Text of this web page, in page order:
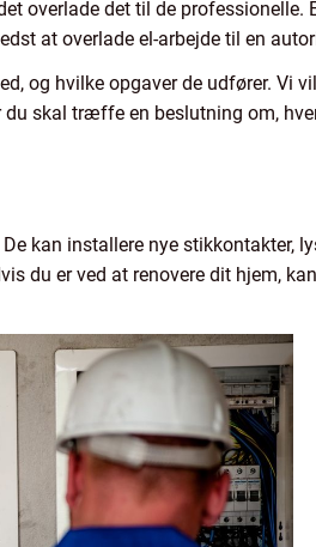
overlade det til de professionelle.
at overlade el-arbejde til en
og hvilke opgaver de udfører. Vi
skal træffe en beslutning om,
kan installere nye stikkontakter,
du er ved at renovere dit hjem,